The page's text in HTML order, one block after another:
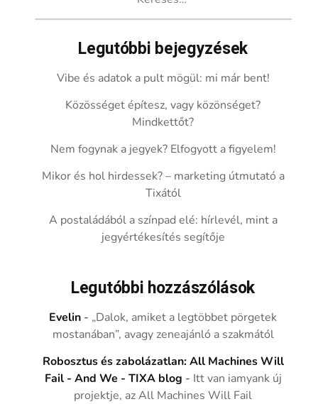
Legutóbbi bejegyzések
Vibe és adatok a pult mögül: mi már bent!
Közösséget építesz, vagy közönséget?
Mindkettőt?
Nem fogynak a jegyek? Elfogyott a figyelem!
Mikor és hol hirdessek? – marketing útmutató a
Tixától
A postaládából a színpad elé: hírlevél, mint a
jegyértékesítés segítője
Legutóbbi hozzászólások
Evelin - „Dalok, amiket a legtöbbet pörgetek
mostanában”, avagy zeneajánló a szakmától
Robosztus és zabolázatlan: All Machines Will
Fail - And We - TIXA blog - Itt van iamyank új
projektje, az All Machines Will Fail